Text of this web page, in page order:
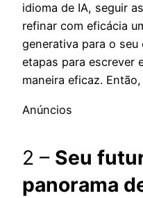
idioma de IA, seguir
refinar com eficácia
generativa para o
etapas para escrever
maneira eficaz. Então,
Anúncios
2 – Seu
panorama